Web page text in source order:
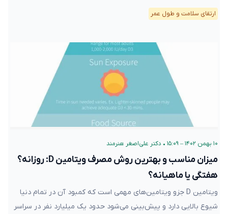
ارتقای سلامت و طول عمر
۱۰ بهمن ۱۴۰۲ – ۱۵:۰۹ • دکتر علی‌اصغر هنرمند
میزان مناسب و بهترین روش مصرف ویتامین D: روزانه؟
هفتگی یا ماهیانه؟
ویتامین D جزو ویتامین‌های مهمی است که کمبود آن در تمام دنیا
شیوع بالایی دارد و پیش‌بینی می‌شود حدود یک میلیارد نفر در سراسر